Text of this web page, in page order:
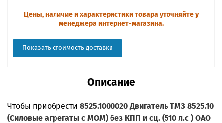
Цены, наличие и характеристики товара уточняйте у
менеджера интернет-магазина.
Показать стоимость доставки
Описание
Чтобы приобрести 8525.1000020 Двигатель ТМЗ 8525.10
(Силовые агрегаты с МОМ) без КПП и сц. (510 л.с ) ОАО